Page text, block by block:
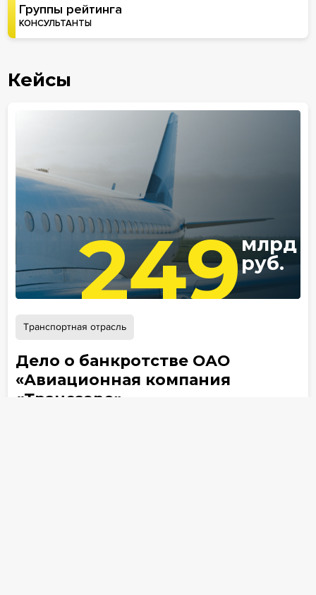
Группы рейтинга
КОНСУЛЬТАНТЫ
Кейсы
249млрд
руб.
Транспортная отрасль
Дело о банкротстве ОАО
«Авиационная компания
«Трансаэро»